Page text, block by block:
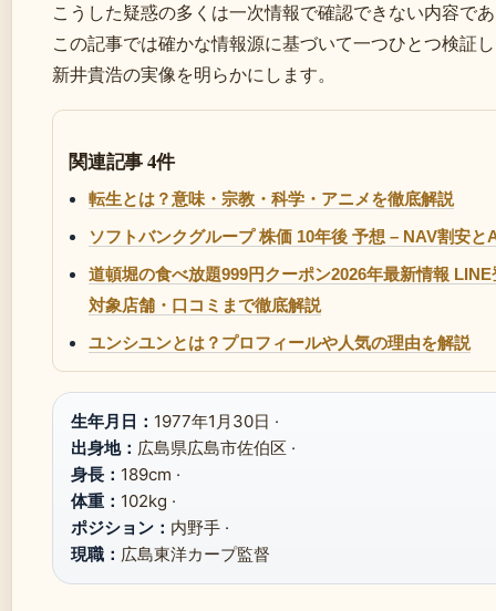
こうした疑惑の多くは一次情報で確認できない内容で
この記事では確かな情報源に基づいて一つひとつ検証
新井貴浩の実像を明らかにします。
関連記事 4件
転生とは？意味・宗教・科学・アニメを徹底解説
ソフトバンクグループ 株価 10年後 予想 – NAV割安と
道頓堀の食べ放題999円クーポン2026年最新情報
対象店舗・口コミまで徹底解説
ユンシユンとは？プロフィールや人気の理由を解説
生年月日： 1977年1月30日 ·
出身地： 広島県広島市佐伯区 ·
身長： 189cm ·
体重： 102kg ·
ポジション： 内野手 ·
現職： 広島東洋カープ監督